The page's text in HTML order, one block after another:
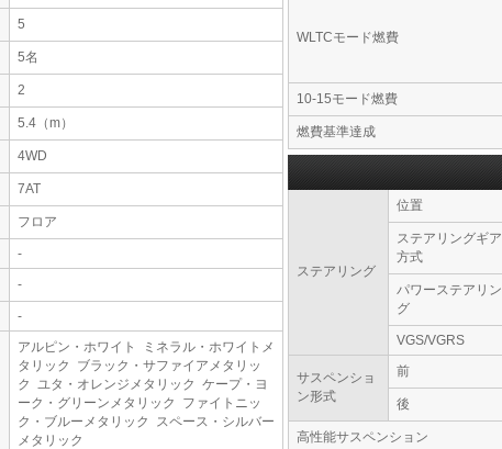
5
5名
2
5.4（m）
4WD
7AT
フロア
-
-
-
アルピン・ホワイト ミネラル・ホワイトメ
タリック ブラック・サファイアメタリッ
ク ユタ・オレンジメタリック ケープ・ヨ
ーク・グリーンメタリック ファイトニッ
ク・ブルーメタリック スペース・シルバー
メタリック
WLTCモード燃費
10-15モード燃費
燃費基準達成
ステアリング
位置
ステアリングギア
方式
パワーステアリン
グ
VGS/VGRS
サスペンショ
ン形式
前
後
高性能サスペンション